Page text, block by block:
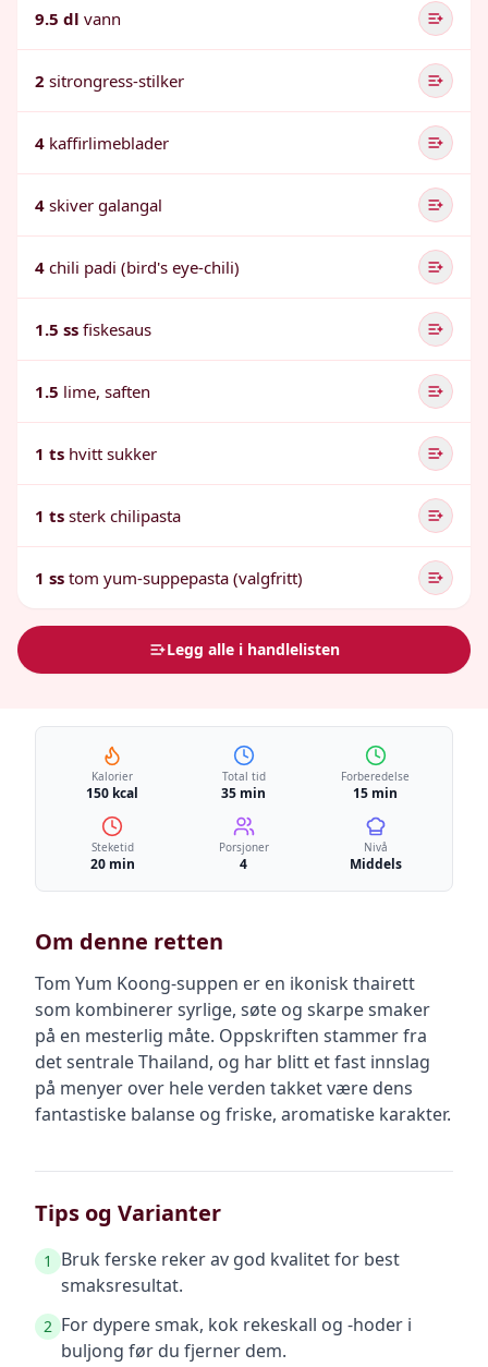
9.5 dl vann
2 sitrongress-stilker
4 kaffirlimeblader
4 skiver galangal
4 chili padi (bird's eye-chili)
1.5 ss fiskesaus
1.5 lime, saften
1 ts hvitt sukker
1 ts sterk chilipasta
1 ss tom yum-suppepasta (valgfritt)
Legg alle i handlelisten
Kalorier
150 kcal
Total tid
35 min
Forberedelse
15 min
Steketid
20 min
Porsjoner
4
Nivå
Middels
Om denne retten
Tom Yum Koong-suppen er en ikonisk thairett
som kombinerer syrlige, søte og skarpe smaker
på en mesterlig måte. Oppskriften stammer fra
det sentrale Thailand, og har blitt et fast innslag
på menyer over hele verden takket være dens
fantastiske balanse og friske, aromatiske karakter.
Tips og Varianter
1
Bruk ferske reker av god kvalitet for best
smaksresultat.
2 For dypere smak, kok rekeskall og -hoder i
buljong før du fjerner dem.